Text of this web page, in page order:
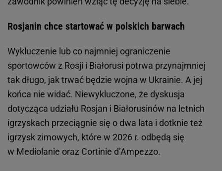
Rosjanin chce startować w polskich barwach
Wykluczenie lub co najmniej ograniczenie
sportowców z Rosji i Białorusi potrwa przynajmniej
tak długo, jak trwać będzie wojna w Ukrainie. A jej
końca nie widać. Niewykluczone, że dyskusja
dotycząca udziału Rosjan i Białorusinów na letnich
igrzyskach przeciągnie się o dwa lata i dotknie też
igrzysk zimowych, które w 2026 r. odbędą się
w Mediolanie oraz Cortinie d’Ampezzo.